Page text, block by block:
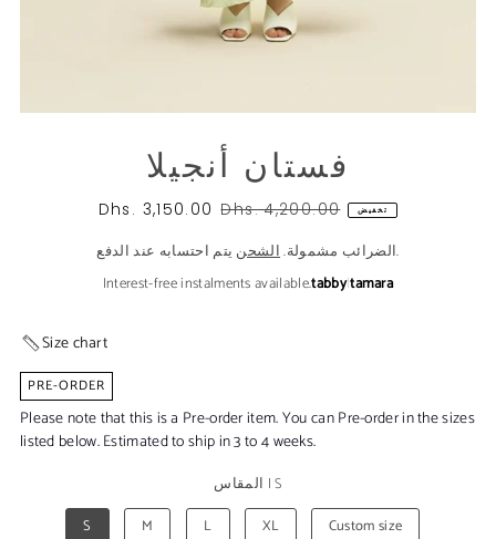
فستان أنجيلا
Dhs. 3,150.00 Dhs. 4,200.00 تخفيض
الضرائب مشمولة.الشحن
يتم احتسابه عند الدفع.
Interest-free instalments available.tabby|tamara
Size chart
PRE-ORDER
Please note that this is a Pre-order item. You can Pre-order in the sizes
listed below. Estimated to ship in 3 to 4 weeks.
المقاس |S
S
M L XL Custom size